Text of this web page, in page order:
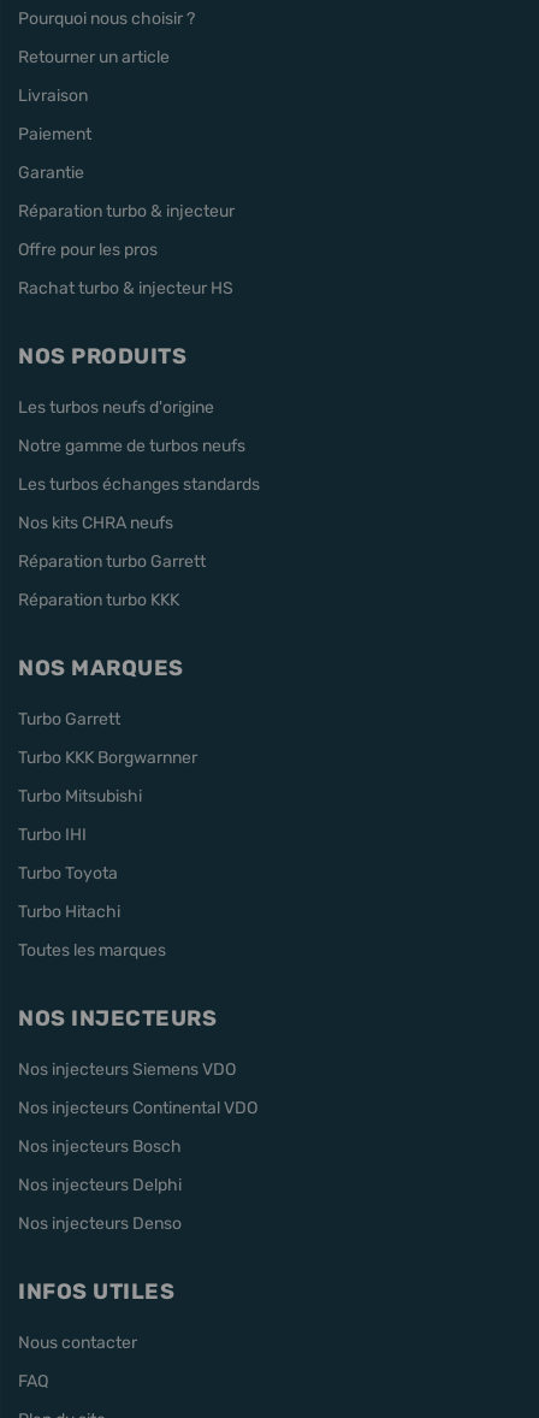
Pourquoi nous choisir ?
Retourner un article
Livraison
Paiement
Garantie
Réparation turbo & injecteur
Offre pour les pros
Rachat turbo & injecteur HS
NOS PRODUITS
Les turbos neufs d'origine
Notre gamme de turbos neufs
Les turbos échanges standards
Nos kits CHRA neufs
Réparation turbo Garrett
Réparation turbo KKK
NOS MARQUES
Turbo Garrett
Turbo KKK Borgwarnner
Turbo Mitsubishi
Turbo IHI
Turbo Toyota
Turbo Hitachi
Toutes les marques
NOS INJECTEURS
Nos injecteurs Siemens VDO
Nos injecteurs Continental VDO
Nos injecteurs Bosch
Nos injecteurs Delphi
Nos injecteurs Denso
INFOS UTILES
Nous contacter
FAQ